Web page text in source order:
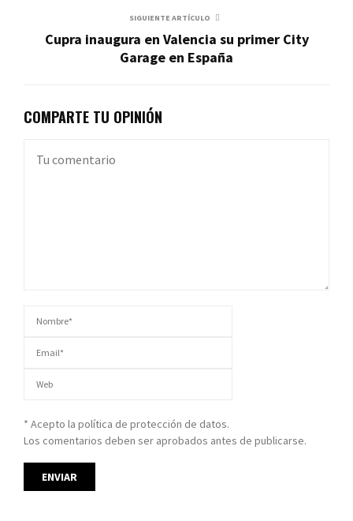
SIGUIENTE ARTÍCULO
Cupra inaugura en Valencia su primer City
Garage en España
COMPARTE TU OPINIÓN
* Acepto la política de protección de datos.
Los comentarios deben ser aprobados antes de publicarse.